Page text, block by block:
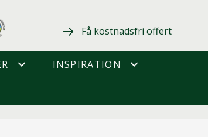
Få kostnadsfri offert
INSPIRATION